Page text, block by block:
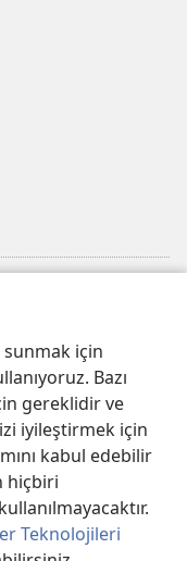
için
Bazı
gereklidir ve
iyileştirmek için
kabul edebilir
hiçbiri
Teknolojileri